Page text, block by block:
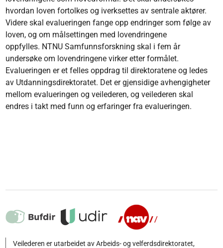
hvordan loven fortolkes og iverksettes av sentrale aktører.
Videre skal evalueringen fange opp endringer som følge av
loven, og om målsettingen med lovendringene
oppfylles. NTNU Samfunnsforskning skal i fem år
undersøke om lovendringene virker etter formålet.
Evalueringen er et felles oppdrag til direktoratene og ledes
av Utdanningsdirektoratet. Det er gjensidige avhengigheter
mellom evalueringen og veilederen, og veilederen skal
endres i takt med funn og erfaringer fra evalueringen.
Veilederen er utarbeidet av Arbeids- og velferdsdirektoratet,